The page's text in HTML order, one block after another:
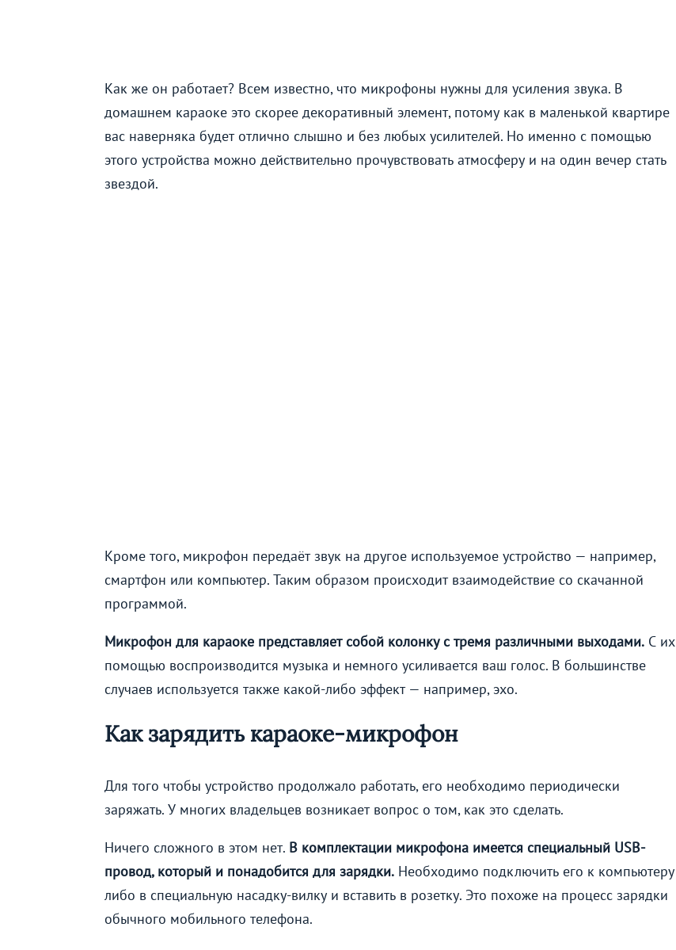
Как же он работает? Всем известно, что микрофоны нужны для усиления звука. В
домашнем караоке это скорее декоративный элемент, потому как в маленькой квартире
вас наверняка будет отлично слышно и без любых усилителей. Но именно с помощью
этого устройства можно действительно прочувствовать атмосферу и на один вечер стать
звездой.
Кроме того, микрофон передаёт звук на другое используемое устройство — например,
смартфон или компьютер. Таким образом происходит взаимодействие со скачанной
программой.
Микрофон для караоке представляет собой колонку с тремя различными выходами. С их
помощью воспроизводится музыка и немного усиливается ваш голос. В большинстве
случаев используется также какой-либо эффект — например, эхо.
Как зарядить караоке-микрофон
Для того чтобы устройство продолжало работать, его необходимо периодически
заряжать. У многих владельцев возникает вопрос о том, как это сделать.
Ничего сложного в этом нет. В комплектации микрофона имеется специальный USB-
провод, который и понадобится для зарядки. Необходимо подключить его к компьютеру
либо в специальную насадку-вилку и вставить в розетку. Это похоже на процесс зарядки
обычного мобильного телефона.